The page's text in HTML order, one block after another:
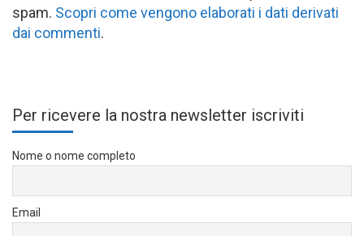
spam. Scopri come vengono elaborati i dati derivati
dai commenti.
Per ricevere la nostra newsletter iscriviti
Nome o nome completo
Email